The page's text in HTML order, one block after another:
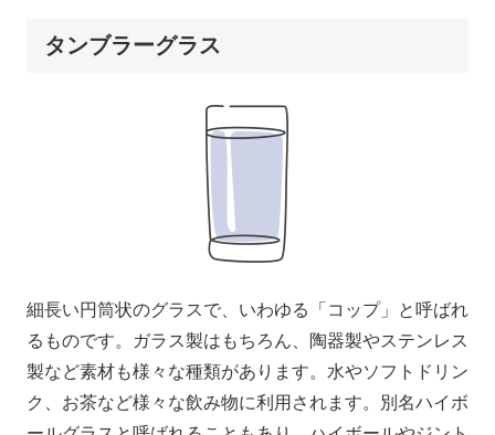
タンブラーグラス
細長い円筒状のグラスで、いわゆる「コップ」と呼ばれ
るものです。ガラス製はもちろん、陶器製やステンレス
製など素材も様々な種類があります。水やソフトドリン
ク、お茶など様々な飲み物に利用されます。別名ハイボ